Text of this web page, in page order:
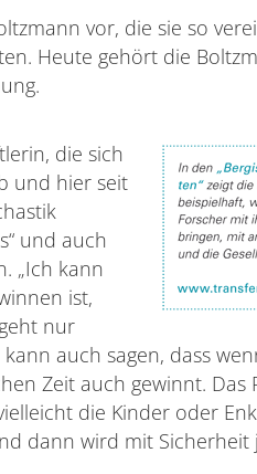
vor, die sie so
Heute gehört die
die sich
und hier seit
und auch
„Ich kann
ist,
nur
auch sagen, dass
Zeit auch gewinnt. Das
die Kinder oder
dann wird mit Sicherheit